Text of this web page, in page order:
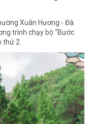
Xuân Hương - Đà
trình chạy bộ “Bước
thứ 2.